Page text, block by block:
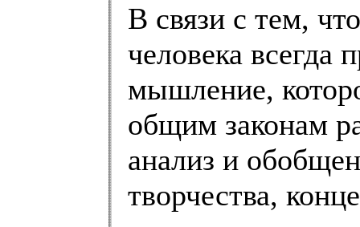
В связи с тем,
человека всегда
мышление,
общим законам
анализ и
творчества,